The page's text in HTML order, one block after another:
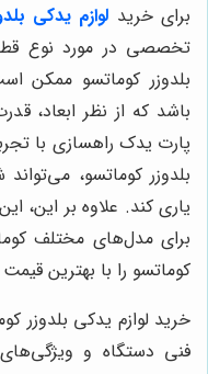
برای خرید لوازم یدکی
تخصصی در مورد نوع
بلدوزر کوماتسو ممکن
باشد که از نظر ابعاد،
پارت یدک راهسازی با
بلدوزر کوماتسو،
یاری کند. علاوه بر این،
برای مدل‌های مختلف
کوماتسو را با بهترین
خرید لوازم یدکی بلدوزر
فنی دستگاه و